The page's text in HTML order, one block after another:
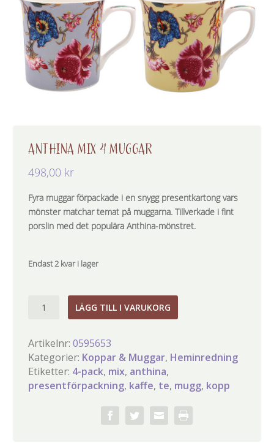
ANTHINA MIX 4 MUGGAR
498,00 kr
Fyra muggar förpackade i en snygg presentkartong vars
mönster matchar temat på muggarna. Tillverkade i fint
porslin med det populära Anthina-mönstret.
Endast 2 kvar i lager
Anthina
muggar
mängd
LÄGG TILL I VARUKORG
Artikelnr:0595653
Kategorier: Koppar & Muggar, Heminredning
Etiketter: 4-pack, mix, anthina,
presentförpackning, kaffe, te, mugg, kopp